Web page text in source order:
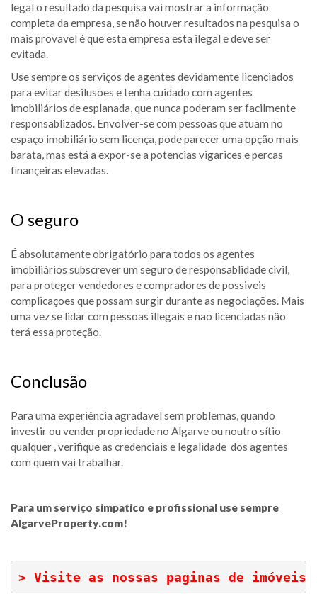
legal o resultado da pesquisa vai mostrar a informação
completa da empresa, se não houver resultados na pesquisa o
mais provavel é que esta empresa esta ilegal e deve ser
evitada.
Use sempre os serviços de agentes devidamente licenciados
para evitar desilusões e tenha cuidado com agentes
imobiliários de esplanada, que nunca poderam ser facilmente
responsablizados. Envolver-se com pessoas que atuam no
espaço imobiliário sem licença, pode parecer uma opção mais
barata, mas está a expor-se a potencias vigarices e percas
finançeiras elevadas.
O seguro
É absolutamente obrigatório para todos os agentes
imobiliários subscrever um seguro de responsablidade civil,
para proteger vendedores e compradores de possiveis
complicaçoes que possam surgir durante as negociações. Mais
uma vez se lidar com pessoas illegais e nao licenciadas não
terá essa proteção.
Conclusão
Para uma experiência agradavel sem problemas, quando
investir ou vender propriedade no Algarve ou noutro sítio
qualquer , verifique as credenciais e legalidade dos agentes
com quem vai trabalhar.
Para um serviço simpatico e profissional use sempre
AlgarveProperty.com!
> Visite as nossas paginas de imóveis!